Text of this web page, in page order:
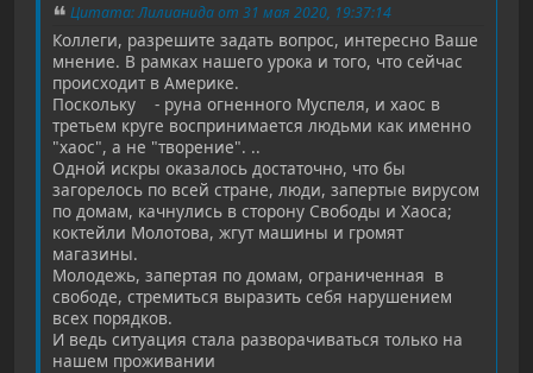
Цитата: Лилианида от 31 мая 2020, 19:37:14
Коллеги, разрешите задать вопрос, интересно Ваше
мнение. В рамках нашего урока и того, что сейчас
происходит в Америке.
Поскольку - руна огненного Муспеля, и хаос в
третьем круге воспринимается людьми как именно
"хаос", а не "творение". ..
Одной искры оказалось достаточно, что бы
загорелось по всей стране, люди, запертые вирусом
по домам, качнулись в сторону Свободы и Хаоса;
коктейли Молотова, жгут машины и громят
магазины.
Молодежь, запертая по домам, ограниченная в
свободе, стремиться выразить себя нарушением
всех порядков.
И ведь ситуация стала разворачиваться только на
нашем проживании